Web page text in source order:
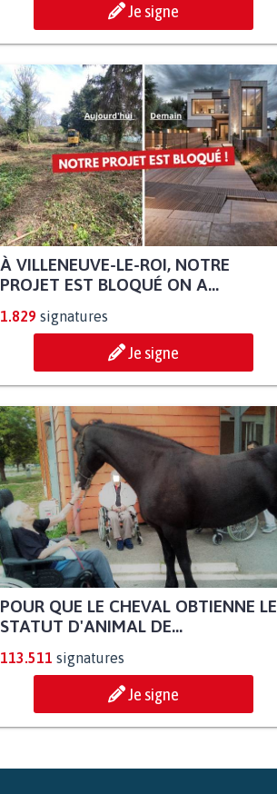
Je signe
À VILLENEUVE-LE-ROI, NOTRE
PROJET EST BLOQUÉ ON A...
1.829 signatures
Je signe
POUR QUE LE CHEVAL OBTIENNE LE
STATUT D'ANIMAL DE...
113.511 signatures
Je signe